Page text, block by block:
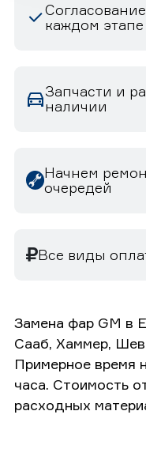
каждом этапе
Запчасти и
наличии
Начнем
очередей
Все виды
Замена фар GM в
Сааб, Хаммер,
Примерное время
часа. Стоимость
расходных